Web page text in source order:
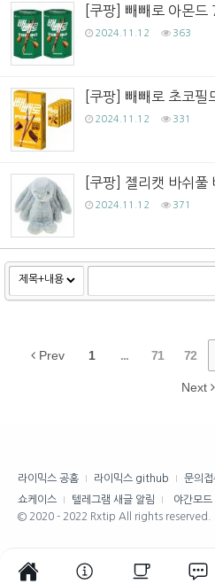
[쿠팡] 빼빼로 아몬드
2024.11.12 363
[쿠팡] 빼빼로 초코
2024.11.12 331
[쿠팡] 젤리캣 바쉬
2024.11.12 371
Prev 1 ... 71 72
Next
라이믹스 공홈 라이믹스 github 문의접
쇼케이스
텔레그램 새글 알림
야간모
© 2020 - 2022 Rxtip All rights reserved.